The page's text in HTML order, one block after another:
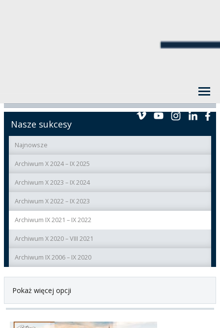
Nasze sukcesy
Najnowsze
Archiwum X 2024 – IX 2025
Archiwum X 2023 – IX 2024
Archiwum X 2022 – IX 2023
Archiwum IX 2021 – IX 2022
Archiwum X 2020 – VIII 2021
Archiwum IX 2006 – IX 2020
Pokaż więcej opcji